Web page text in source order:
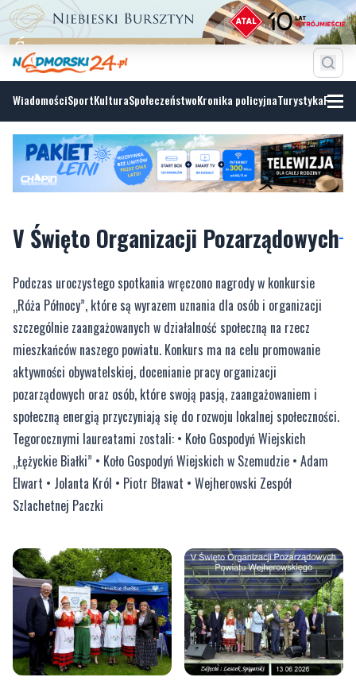
WiadomościSportKulturaSpołeczeństwoKronika policyjnaTurystyka
V Święto Organizacji Pozarządowych
Podczas uroczystego spotkania wręczono nagrody w konkursie
„Róża Północy”, które są wyrazem uznania dla osób i organizacji
szczególnie zaangażowanych w działalność społeczną na rzecz
mieszkańców naszego powiatu. Konkurs ma na celu promowanie
aktywności obywatelskiej, docenianie pracy organizacji
pozarządowych oraz osób, które swoją pasją, zaangażowaniem i
społeczną energią przyczyniają się do rozwoju lokalnej społeczności.
Tegorocznymi laureatami zostali: • Koło Gospodyń Wiejskich
„Łężyckie Białki” • Koło Gospodyń Wiejskich w Szemudzie • Adam
Elwart • Jolanta Król • Piotr Bławat • Wejherowski Zespół
Szlachetnej Paczki